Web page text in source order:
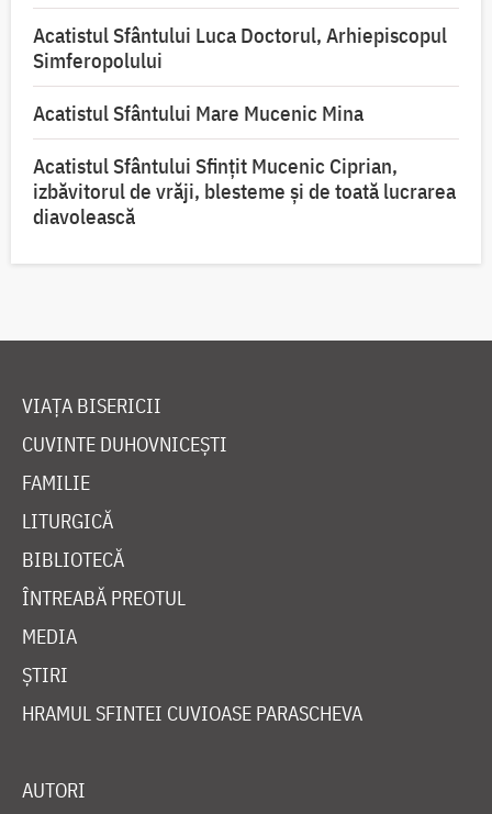
Acatistul Sfântului Luca Doctorul, Arhiepiscopul
Simferopolului
Acatistul Sfântului Mare Mucenic Mina
Acatistul Sfântului Sfințit Mucenic Ciprian,
izbăvitorul de vrăji, blesteme și de toată lucrarea
diavolească
VIAȚA BISERICII
CUVINTE DUHOVNICEȘTI
FAMILIE
LITURGICĂ
BIBLIOTECĂ
ÎNTREABĂ PREOTUL
MEDIA
ȘTIRI
HRAMUL SFINTEI CUVIOASE PARASCHEVA
AUTORI